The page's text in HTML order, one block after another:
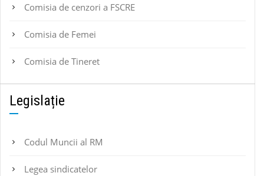
Comisia de cenzori a FSCRE
Comisia de Femei
Comisia de Tineret
Legislație
Codul Muncii al RM
Legea sindicatelor